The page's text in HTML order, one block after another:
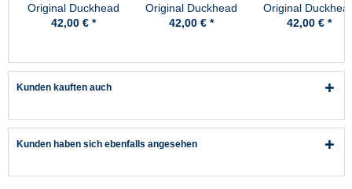
Original Duckhead
Regenschirm Marine
42,00 € *
Original Duckhead
Regenschirm Floral
42,00 € *
Original
Regenschirm
42,00 € *
Kunden kauften auch
Kunden haben sich ebenfalls angesehen